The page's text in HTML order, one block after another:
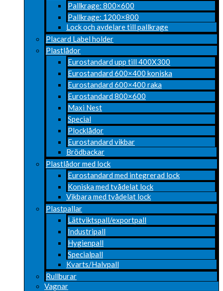
Pallkrage: 800×600
Pallkrage: 1200×800
Lock och avdelare till pallkrage
Placard Label holder
Plastlådor
Eurostandard upp till 400X300
Eurostandard 600×400 koniska
Eurostandard 600×400 raka
Eurostandard 800×600
Maxi Nest
Special
Plocklådor
Eurostandard vikbar
Brödbackar
Plastlådor med lock
Eurostandard med integrerad lock
Koniska med tvådelat lock
Vikbara med tvådelat lock
Plastpallar
Lättviktspall/exportpall
Industripall
Hygienpall
Specialpall
Kvarts/Halvpall
Rullburar
Vagnar